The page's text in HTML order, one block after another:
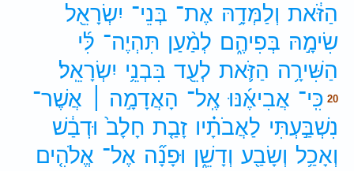
הַזֹּ֔את וְלַמְּדָ֥הּ אֶת־ בְּנֵי־ יִשְׂרָאֵ֖ל
שִׂימָ֣הּ בְּפִיהֶ֑ם לְמַ֨עַן תִּהְיֶה־ לִּ֜י
הַשִּׁירָ֥ה הַזֹּ֛את לְעֵ֖ד בִּבְנֵ֥י יִשְׂרָאֵֽל׃
20 כִּֽי־ אֲבִיאֶ֜נּוּ אֶֽל־ הָאֲדָמָ֣ה ׀
אֲשֶׁר־
נִשְׁבַּ֣עְתִּי לַאֲבֹתָ֗יו זָבַ֤ת חָלָב֙ וּדְבַ֔שׁ
וְאָכַ֥ל וְשָׂבַ֖ע וְדָשֵׁ֑ן וּפָנָ֞ה אֶל־ אֱלֹהִ֤ים